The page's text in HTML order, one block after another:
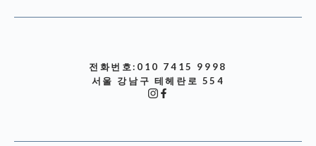
전화번호:010 7415 9998
서울 강남구 테헤란로 554